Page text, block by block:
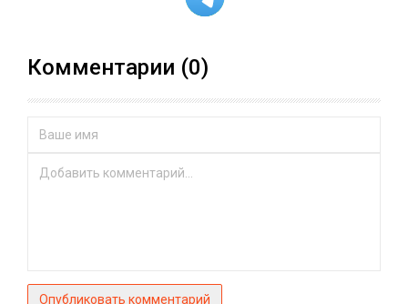
Комментарии (0)
Опубликовать комментарий